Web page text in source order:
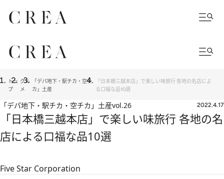
トッ
プ
グル
メ
「デパ地下・駅チカ・空チ
カ」土産
「日本橋三越本店」で楽しい味旅行 各地の名店によ
る口福な品10選
「デパ地下・駅チカ・空チカ」土産vol.26 2022.4.17
「日本橋三越本店」で楽しい味旅行 各地の名
店による口福な品10選
Five Star Corporation